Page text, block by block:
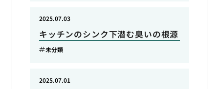
キッチンのシンク下潜む臭いの根源
2025.07.03
未分類
2025.07.01